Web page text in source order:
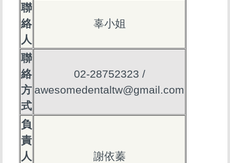
聯
絡
人
辜小姐
聯
絡
方
式
02-28752323 /
awesomedentaltw@gmail.com
負
責
人
謝依蓁